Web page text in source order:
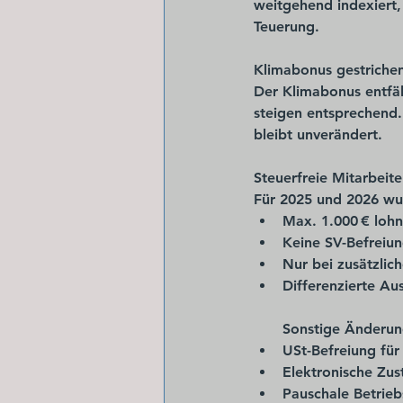
weitgehend
Teuerung.
Klimabonus
Der Klimabonus
steigen
bleibt unverändert.
Steuerfreie
Für 2025 und 2026
Max. 1.000 €
Keine SV-
Nur bei
Differenzierte
Sonstige
USt-Befreiung für
Elektronische
Pauschale